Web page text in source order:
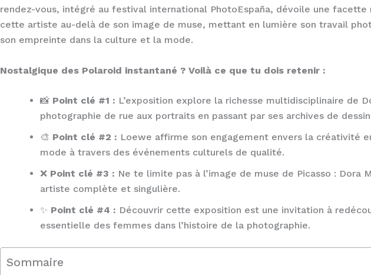
rendez-vous, intégré au festival international PhotoEspaña, dévoile une facette
cette artiste au-delà de son image de muse, mettant en lumière son travail
son empreinte dans la culture et la mode.
Nostalgique des Polaroid instantané ? Voilà ce que tu dois retenir :
📸 Point clé #1 : L’exposition explore la richesse multidisciplinaire de
photographie de rue aux portraits en passant par ses archives de
🎨 Point clé #2 : Loewe affirme son engagement envers la créativité
mode à travers des événements culturels de qualité.
❌ Point clé #3 : Ne te limite pas à l’image de muse de Picasso : Dora
artiste complète et singulière.
✨ Point clé #4 : Découvrir cette exposition est une invitation à
essentielle des femmes dans l’histoire de la photographie.
Sommaire